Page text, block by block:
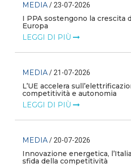
MEDIA/ 23-07-2026
I PPA sostengono la crescita
Europa
LEGGI DI PIÙ
MEDIA/ 21-07-2026
L’UE accelera
competitività e autonomia
LEGGI DI PIÙ
MEDIA/ 20-07-2026
Innovazione energetica,
sfida della competitività